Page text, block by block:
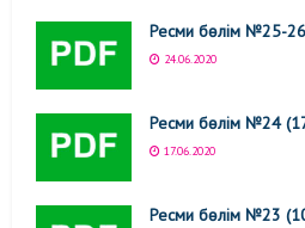
Ресми бөлім №25-
24.06.2020
Ресми бөлім №24
17.06.2020
Ресми бөлім №23